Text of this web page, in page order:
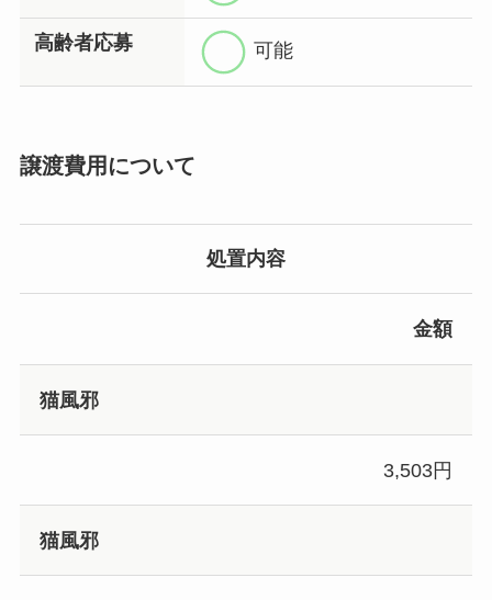
高齢者応募 可能
譲渡費用について
処置内容
金額
猫風邪
3,503円
猫風邪